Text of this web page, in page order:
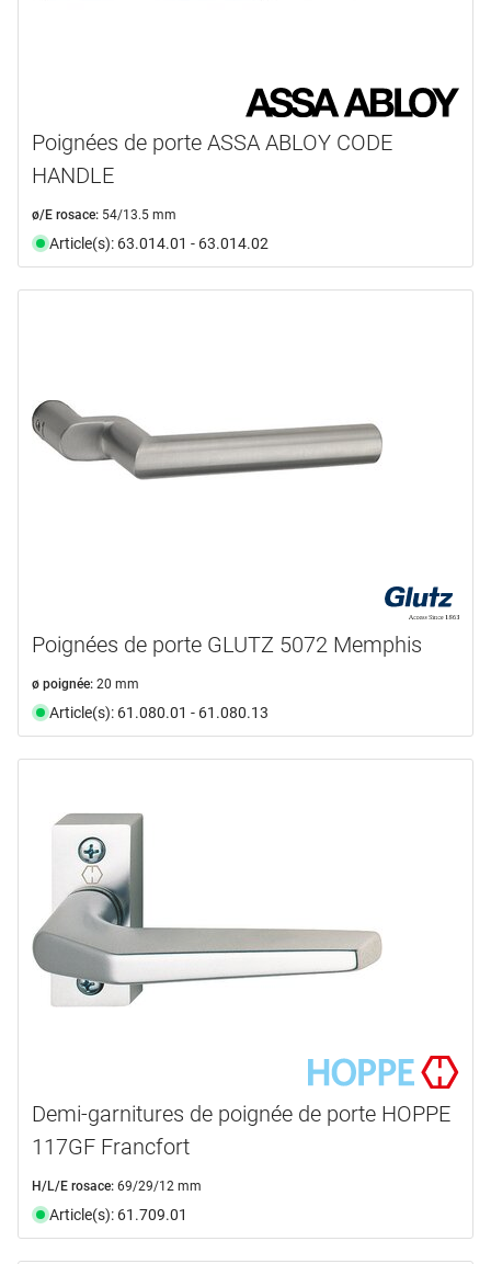
Poignées de porte ASSA ABLOY CODE
HANDLE
ø/E rosace: 54/13.5 mm
Article(s): 63.014.01 - 63.014.02
Poignées de porte GLUTZ 5072 Memphis
ø poignée: 20 mm
Article(s): 61.080.01 - 61.080.13
Demi-garnitures de poignée de porte HOPPE
117GF Francfort
H/L/E rosace: 69/29/12 mm
Article(s): 61.709.01